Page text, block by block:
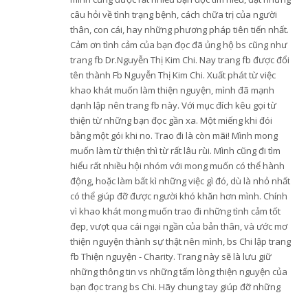
câu hỏi về tình trạng bệnh, cách chữa trị của người
thân, con cái, hay những phương pháp tiên tiến nhất.
Cảm ơn tình cảm của bạn đọc đã ủng hộ bs cũng như
trang fb Dr.Nguyễn Thị Kim Chi. Nay trang fb được đổi
tên thành Fb Nguyễn Thị Kim Chi. Xuất phát từ việc
khao khát muốn làm thiện nguyện, mình đã mạnh
dạnh lập nên trang fb này. Với mục đích kêu gọi từ
thiện từ những bạn đọc gần xa. Một miếng khi đói
bằng một gói khi no. Trao đi là còn mãi! Mình mong
muốn làm từ thiện thì từ rất lâu rùi. Mình cũng đi tìm
hiểu rất nhiều hội nhóm với mong muốn có thể hành
động, hoặc làm bất kì những việc gì đó, dù là nhỏ nhất
có thể giúp đỡ được người khó khăn hơn mình. Chính
vì khao khát mong muốn trao đi những tình cảm tốt
đẹp, vượt qua cái ngại ngần của bản thân, và ước mơ
thiện nguyện thành sự thật nên mình, bs Chi lập trang
fb Thiện nguyện - Charity. Trang này sẽ là lưu giữ
những thông tin vs những tấm lòng thiện nguyện của
bạn đọc trang bs Chi. Hãy chung tay giúp đỡ những